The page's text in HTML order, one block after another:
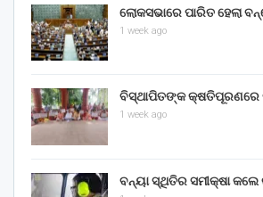
ଲୋକସଭାରେ ପାରିତ ହେଲା
1 week ago
ବିସ୍ଥାପିତଙ୍କ କ୍ଷତିପୂରଣରେ
1 week ago
ବନ୍ୟା ସ୍ଥିତିର ସମୀକ୍ଷା କଲେ